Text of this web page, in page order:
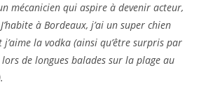
mécanicien qui aspire à devenir acteur,
à Bordeaux, j’ai un super chien
j’aime la vodka (ainsi qu’être surpris par
de longues balades sur la plage au